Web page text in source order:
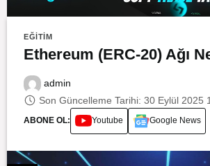
EĞITIM
Ethereum (ERC-20) Ağı
admin
Son Güncelleme Tarihi: 30 Eylül 2025
ABONE OL: Youtube Google News